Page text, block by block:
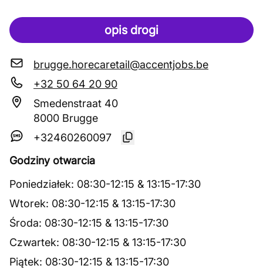
opis drogi
brugge.horecaretail@accentjobs.be
+32 50 64 20 90
Smedenstraat 40
8000 Brugge
+32460260097
Godziny otwarcia
Poniedziałek: 08:30-12:15 & 13:15-17:30
Wtorek: 08:30-12:15 & 13:15-17:30
Środa: 08:30-12:15 & 13:15-17:30
Czwartek: 08:30-12:15 & 13:15-17:30
Piątek: 08:30-12:15 & 13:15-17:30